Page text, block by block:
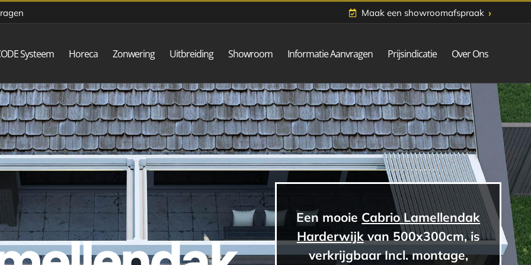
Maak een showroomafspraak ›
Systeem Horeca Zonwering Uitbreiding Showroom Informatie Aanvragen Prijsindicatie Over Ons
Een mooie Cabrio Lamellendak
Harderwijkvan 500x300cm, is
verkrijgbaar Incl. montage,